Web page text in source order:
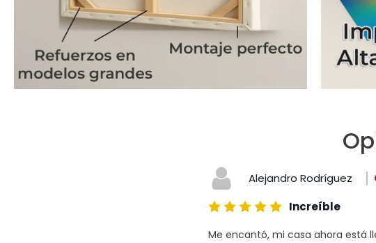
Alejandro Rodríguez
Increíble
Me encantó, mi casa ahora está